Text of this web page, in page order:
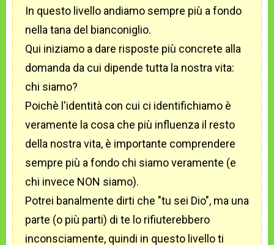
In questo livello andiamo sempre più a fondo
nella tana del bianconiglio.
Qui iniziamo a dare risposte più concrete alla
domanda da cui dipende tutta la nostra vita:
chi siamo?
Poichè l'identità con cui ci identifichiamo è
veramente la cosa che più influenza il resto
della nostra vita, è importante comprendere
sempre più a fondo chi siamo veramente (e
chi invece NON siamo).
Potrei banalmente dirti che "tu sei Dio", ma una
parte (o più parti) di te lo rifiuterebbero
inconsciamente, quindi in questo livello ti